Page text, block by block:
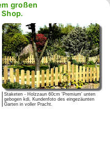
großen
Staketen - Holzzaun 60cm 'Premium' unten
gebogen kdi, Kundenfoto des eingezäunten
Garten in voller Pracht.